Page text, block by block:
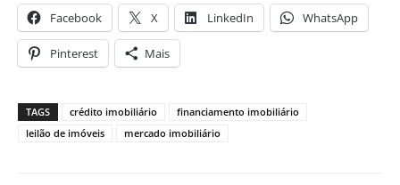
Facebook X LinkedIn WhatsApp
Pinterest Mais
TAGS crédito imobiliário
financiamento imobiliário
leilão de imóveis
mercado imobiliário